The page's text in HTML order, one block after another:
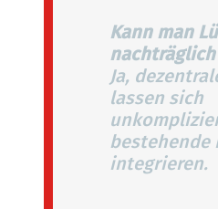
Kann man
Ja,
lassen sich
bestehende
integrieren.